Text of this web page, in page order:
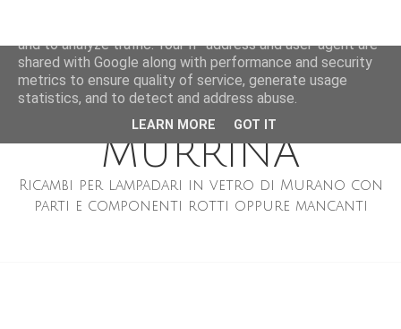
LAMPADARI DI
MURANO BRAND
MURRINA
Ricambi per lampadari in vetro di Murano con
parti e componenti rotti oppure mancanti
and to analyze traffic. Your IP address and user-agent are
shared with Google along with performance and security
metrics to ensure quality of service, generate usage
statistics, and to detect and address abuse.
LEARN MORE GOT IT